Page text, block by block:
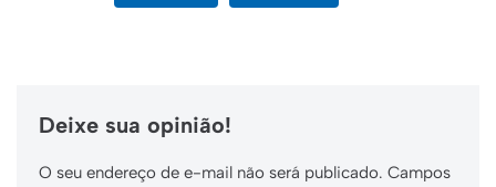
Deixe sua opinião!
O seu endereço de e-mail não será publicado. Campos